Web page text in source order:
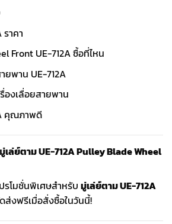
ราคา
Front UE-712A ซื้อที่ไหน
ยพาน UE-712A
องเลื่อยสายพาน
คุณภาพดี
ล่ย์ตาม UE-712A Pulley Blade Wheel
รโมชั่นพิเศษสำหรับ มู่เล่ย์ตาม UE-712A
ส่งฟรีเมื่อสั่งซื้อในวันนี้!